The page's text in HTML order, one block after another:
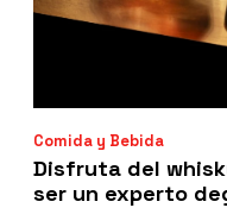
Comida y Bebida
Disfruta del
ser un experto